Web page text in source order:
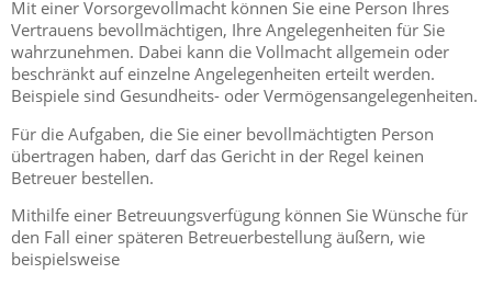
Mit einer Vorsorgevollmacht können Sie eine Person Ihres
Vertrauens bevollmächtigen, Ihre Angelegenheiten für Sie
wahrzunehmen. Dabei kann die Vollmacht allgemein oder
beschränkt auf einzelne Angelegenheiten erteilt werden.
Beispiele sind Gesundheits- oder Vermögensangelegenheiten.
Für die Aufgaben, die Sie einer bevollmächtigten Person
übertragen haben, darf das Gericht in der Regel keinen
Betreuer bestellen.
Mithilfe einer Betreuungsverfügung können Sie Wünsche für
den Fall einer späteren Betreuerbestellung äußern, wie
beispielsweise